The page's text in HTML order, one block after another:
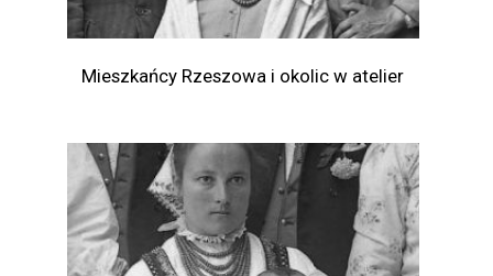
Mieszkańcy Rzeszowa i okolic w atelier